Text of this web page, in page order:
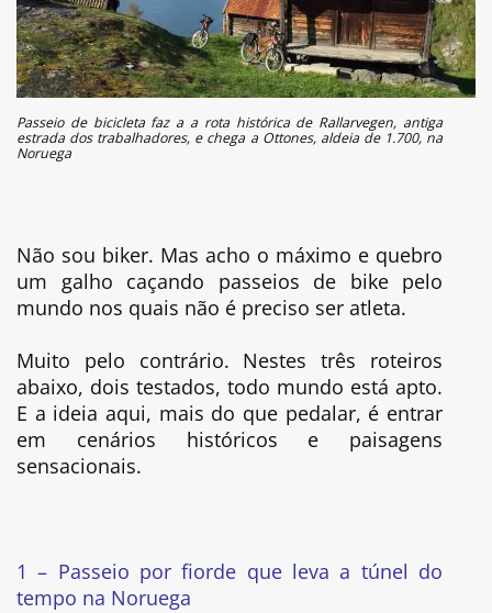
Passeio de bicicleta faz a a rota histórica de Rallarvegen, antiga
estrada dos trabalhadores, e chega a Ottones, aldeia de 1.700, na
Noruega
Não sou biker. Mas acho o máximo e quebro
um galho caçando passeios de bike pelo
mundo nos quais não é preciso ser atleta.
Muito pelo contrário. Nestes três roteiros
abaixo, dois testados, todo mundo está apto.
E a ideia aqui, mais do que pedalar, é entrar
em cenários históricos e paisagens
sensacionais.
1 – Passeio por fiorde que leva a túnel do
tempo na Noruega